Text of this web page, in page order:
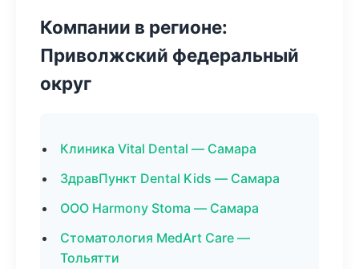
Компании в регионе:
Приволжский федеральный
округ
Клиника Vital Dental — Самара
ЗдравПункт Dental Kids — Самара
ООО Harmony Stoma — Самара
Стоматология MedArt Care —
Тольятти